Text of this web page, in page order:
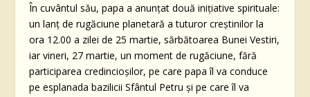
În cuvântul său, papa a anunțat două inițiative spirituale:
un lanț de rugăciune planetară a tuturor creștinilor la
ora 12.00 a zilei de 25 martie, sărbătoarea Bunei Vestiri,
iar vineri, 27 martie, un moment de rugăciune, fără
participarea credincioșilor, pe care papa îl va conduce
pe esplanada bazilicii Sfântul Petru și pe care îl va